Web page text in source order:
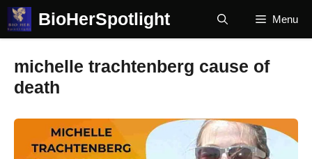
Skip
BioHerSpotlight Menu
michelle trachtenberg cause of
death